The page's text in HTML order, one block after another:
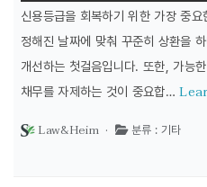
신용등급을 회복하기 위한 가장 중
정해진 날짜에 맞춰 꾸준히 상환을
개선하는 첫걸음입니다. 또한, 가능
채무를 자제하는 것이 중요합…
Law&Heim · 분류 : 기타